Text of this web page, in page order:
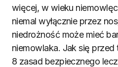
więcej, w wieku
niemal wyłącznie przez
niedrożność może mieć
niemowlaka. Jak się przed
8 zasad bezpiecznego